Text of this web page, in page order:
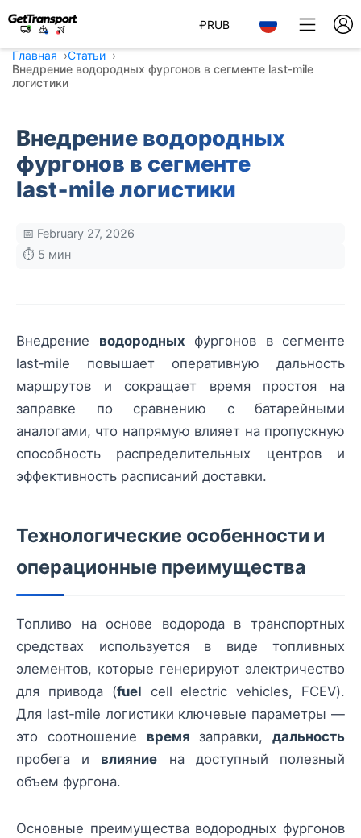
₽RUB
Главная
Статьи
Внедрение водородных фургонов в сегменте last‑mile
логистики
Внедрение водородных
фургонов в сегменте
last‑mile логистики
📅 February 27, 2026
⏱️ 5 мин
Внедрение водородных фургонов в сегменте
last‑mile повышает оперативную дальность
маршрутов и сокращает время простоя на
заправке по сравнению с батарейными
аналогами, что напрямую влияет на пропускную
способность распределительных центров и
эффективность расписаний доставки.
Технологические особенности и
операционные преимущества
Топливо на основе водорода в транспортных
средствах используется в виде топливных
элементов, которые генерируют электричество
для привода (fuel cell electric vehicles, FCEV).
Для last‑mile логистики ключевые параметры —
это соотношение время заправки, дальность
пробега и влияние на доступный полезный
объем фургона.
Основные преимущества водородных фургонов